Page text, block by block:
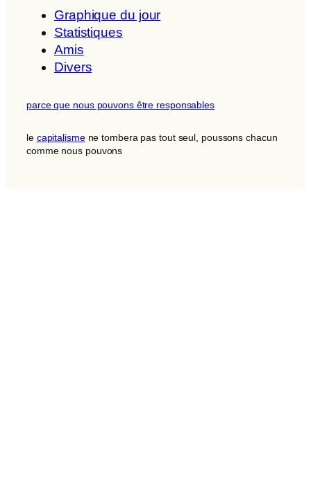
Graphique du jour
Statistiques
Amis
Divers
parce que nous pouvons être responsables
le capitalismene tombera pas tout seul, poussons chacun
comme nous pouvons